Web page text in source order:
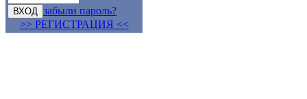
забыли пароль?
>> РЕГИСТРАЦИЯ <<